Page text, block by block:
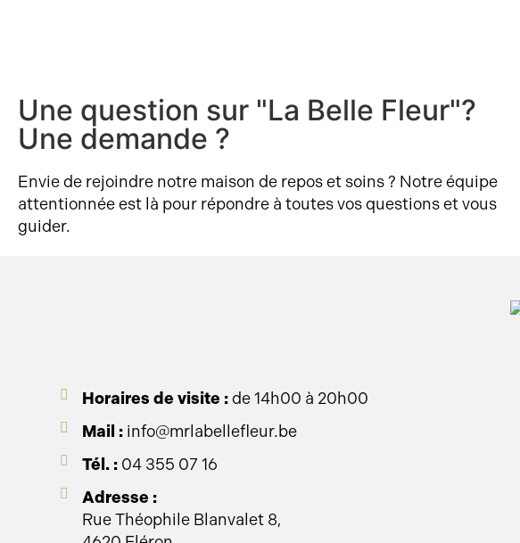
Une question sur "La Belle Fleur"?
Une demande ?
Envie de rejoindre notre maison de repos et soins ? Notre équipe
attentionnée est là pour répondre à toutes vos questions et vous
guider.
Horaires de visite :de 14h00 à 20h00
Mail : info@mrlabellefleur.be
Tél. : 04 355 07 16
Adresse :
Rue Théophile Blanvalet 8,